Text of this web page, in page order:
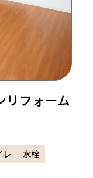
リフォーム
レ
水栓